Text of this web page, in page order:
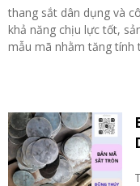
thang sắt dân dụng và
khả năng chịu lực tốt,
mẫu mã nhằm tăng tính